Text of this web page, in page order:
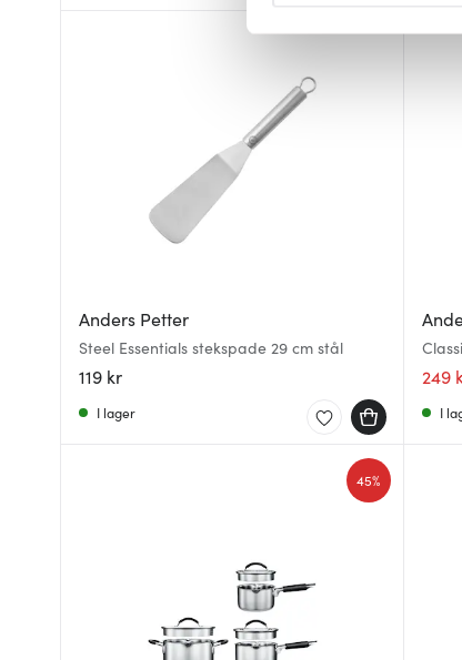
Vi använder cookies
att vi kan analysera
av.
Anders Petter
Steel Essentials stekspade 29 cm stål
119 kr
I lager
svart
249
I
45%